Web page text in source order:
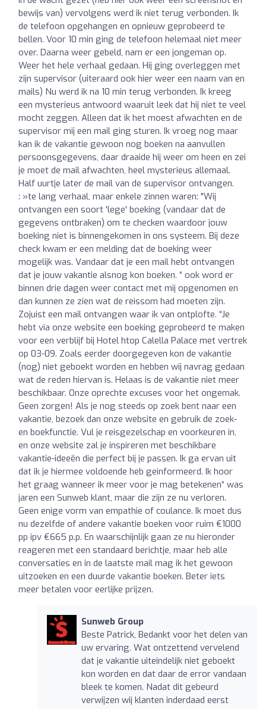
bewijs van) vervolgens werd ik niet terug verbonden. Ik
de telefoon opgehangen en opnieuw geprobeerd te
bellen. Voor 10 min ging de telefoon helemaal niet meer
over. Daarna weer gebeld, nam er een jongeman op.
Weer het hele verhaal gedaan. Hij ging overleggen met
zijn supervisor (uiteraard ook hier weer een naam van en
mails) Nu werd ik na 10 min terug verbonden. Ik kreeg
een mysterieus antwoord waaruit leek dat hij niet te veel
mocht zeggen. Alleen dat ik het moest afwachten en de
supervisor mij een mail ging sturen. Ik vroeg nog maar
kan ik de vakantie gewoon nog boeken na aanvullen
persoonsgegevens, daar draaide hij weer om heen en zei
je moet de mail afwachten, heel mysterieus allemaal.
Half uurtje later de mail van de supervisor ontvangen.
: »te lang verhaal, maar enkele zinnen waren: "Wij
ontvangen een soort 'lege' boeking (vandaar dat de
gegevens ontbraken) om te checken waardoor jouw
boeking niet is binnengekomen in ons systeem. Bij deze
check kwam er een melding dat de boeking weer
mogelijk was. Vandaar dat je een mail hebt ontvangen
dat je jouw vakantie alsnog kon boeken. “ ook word er
binnen drie dagen weer contact met mij opgenomen en
dan kunnen ze zien wat de reissom had moeten zijn.
Zojuist een mail ontvangen waar ik van ontplofte. “Je
hebt via onze website een boeking geprobeerd te maken
voor een verblijf bij Hotel htop Calella Palace met vertrek
op 03-09. Zoals eerder doorgegeven kon de vakantie
(nog) niet geboekt worden en hebben wij navrag gedaan
wat de reden hiervan is. Helaas is de vakantie niet meer
beschikbaar. Onze oprechte excuses voor het ongemak.
Geen zorgen! Als je nog steeds op zoek bent naar een
vakantie, bezoek dan onze website en gebruik de zoek-
en boekfunctie. Vul je reisgezelschap en voorkeuren in,
en onze website zal je inspireren met beschikbare
vakantie-ideeën die perfect bij je passen. Ik ga ervan uit
dat ik je hiermee voldoende heb geinformeerd. Ik hoor
het graag wanneer ik meer voor je mag betekenen“ was
jaren een Sunweb klant, maar die zijn ze nu verloren.
Geen enige vorm van empathie of coulance. Ik moet dus
nu dezelfde of andere vakantie boeken voor ruim €1000
pp ipv €665 p.p. En waarschijnlijk gaan ze nu hieronder
reageren met een standaard berichtje, maar heb alle
conversaties en in de laatste mail mag ik het gewoon
uitzoeken en een duurde vakantie boeken. Beter iets
meer betalen voor eerlijke prijzen.
Sunweb Group
Beste Patrick, Bedankt voor het delen van
uw ervaring. Wat ontzettend vervelend
dat je vakantie uiteindelijk niet geboekt
kon worden en dat daar de error vandaan
bleek te komen. Nadat dit gebeurd
verwijzen wij klanten inderdaad eerst